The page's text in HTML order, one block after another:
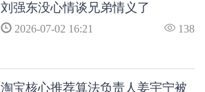
刘强东没心情谈兄弟情义了
2026-07-02 16:21 138
淘宝核心推荐算法负责人姜宇宁被